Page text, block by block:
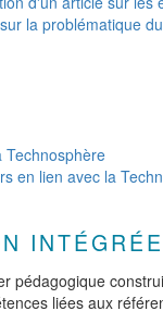
la problématique
Technosphère
en lien avec la
pédagogique
liées aux